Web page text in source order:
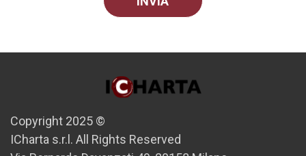
Copyright 2025 ©
ICharta s.r.l. All Rights Reserved